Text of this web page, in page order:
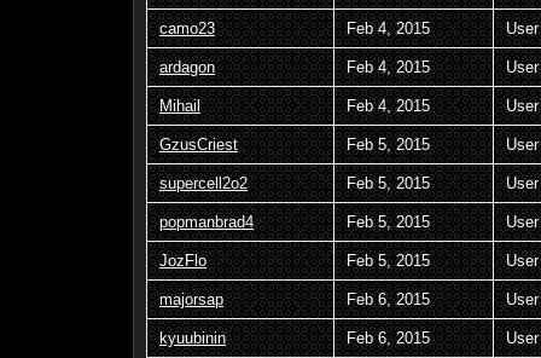
camo23 Feb 4, 2015 User
ardagon Feb 4, 2015 User
Mihail Feb 4, 2015 User
GzusCriest Feb 5, 2015 User
supercell2o2 Feb 5, 2015 User
popmanbrad4 Feb 5, 2015 User
JozFlo Feb 5, 2015 User
majorsap Feb 6, 2015 User
kyuubinin Feb 6, 2015 User